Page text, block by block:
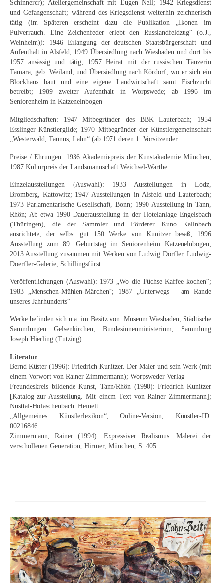
Schinnerer); Ateliergemeinschaft mit Eugen Nell; 1942 Kriegsdienst
und Gefangenschaft; während des Kriegsdienst weiterhin zeichnerisch
tätig (im Späteren erscheint dazu die Publikation „Ikonen im
Pulverrauch. Eine Zeichenfeder erlebt den Russlandfeldzug“ (o.J.,
Weinheim)); 1946 Erlangung der deutschen Staatsbürgerschaft und
Aufenthalt in Alsfeld; 1949 Übersiedlung nach Wiesbaden und dort bis
1957 ansässig und tätig; 1957 Heirat mit der russischen Tänzerin
Tamara, geb. Weiland, und Übersiedlung nach Kördorf, wo er sich ein
Blockhaus baut und eine eigene Landwirtschaft samt Fischzucht
betreibt; 1989 zweiter Aufenthalt in Worpswede; ab 1996 im
Seniorenheim in Katzenelnbogen
Mitgliedschaften: 1947 Mitbegründer des BBK Lauterbach; 1954
Esslinger Künstlergilde; 1970 Mitbegründer der Künstlergemeinschaft
„Westerwald, Taunus, Lahn“ (ab 1971 deren 1. Vorsitzender
Preise / Ehrungen: 1936 Akademiepreis der Kunstakademie München;
1987 Kulturpreis der Landsmannschaft Weichsel-Warthe
Einzelausstellungen (Auswahl): 1933 Ausstellungen in Lodz,
Bromberg, Kattowitz; 1947 Ausstellungen in Alsfeld und Lauterbach;
1973 Parlamentarische Gesellschaft, Bonn; 1990 Ausstellung in Tann,
Rhön; Ab etwa 1990 Dauerausstellung in der Hotelanlage Engelsbach
(Thüringen), die der Sammler und Förderer Kuno Kallnbach
ausrichtete, der selbst gut 150 Werke von Kunitzer besaß; 1996
Ausstellung zum 89. Geburtstag im Seniorenheim Katzenelnbogen;
2013 Ausstellung zusammen mit Werken von Ludwig Dörfler, Ludwig-
Doerfler-Galerie, Schillingsfürst
Veröffentlichungen (Auswahl): 1973 „Wo die Füchse Kaffee kochen“;
1983 „Menschen-Mühlen-Märchen“; 1987 „Unterwegs – am Rande
unseres Jahrhunderts“
Werke befinden sich u.a. im Besitz von: Museum Wiesbaden, Städtische
Sammlungen Gelsenkirchen, Bundesinnenministerium, Sammlung
Joseph Hierling (Tutzing).
Literatur
Bernd Küster (1996): Friedrich Kunitzer. Der Maler und sein Werk (mit
einem Vorwort von Rainer Zimmermann); Worpsweder Verlag
Freundeskreis bildende Kunst, Tann/Rhön (1990): Friedrich Kunitzer
[Katalog zur Ausstellung. Mit einem Text von Rainer Zimmermann];
Nüsttal-Hofaschenbach: Heinelt
„Allgemeines Künstlerlexikon“, Online-Version, Künstler-ID:
00216846
Zimmermann, Rainer (1994): Expressiver Realismus. Malerei der
verschollenen Generation; Hirmer; München; S. 405